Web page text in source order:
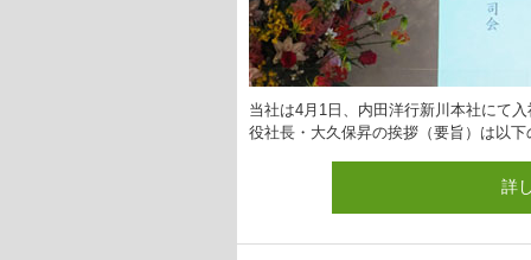
当社は4月1日、内田洋行新川本社にて
役社長・大久保昇の挨拶（要旨）は以
詳